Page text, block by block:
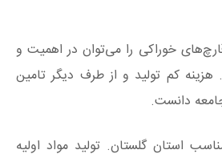
خوراکی را می‌توان در اهمیت و
. هزینه کم تولید و از طرف دیگر تامین
دانست.
استان گلستان. تولید مواد اولیه